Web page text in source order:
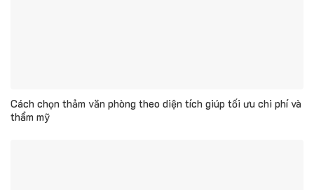
Cách chọn thảm văn phòng theo diện tích giúp tối ưu chi phí và
thẩm mỹ